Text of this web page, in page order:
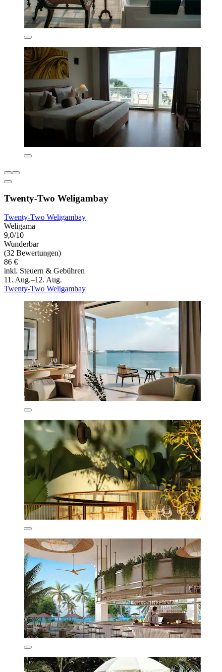
Twenty-Two Weligambay
Twenty-Two Weligambay
Weligama
9,0/10
Wunderbar
(32 Bewertungen)
86 €
inkl. Steuern & Gebühren
11. Aug.–12. Aug.
Twenty-Two Weligambay